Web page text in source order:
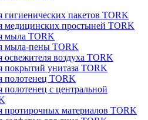
гигиенических пакетов TORK
медицинских простыней TORK
мыла TORK
мыла-пены TORK
освежителя воздуха TORK
покрытий унитаза TORK
полотенец TORK
с центральной
протирочных материалов TORK